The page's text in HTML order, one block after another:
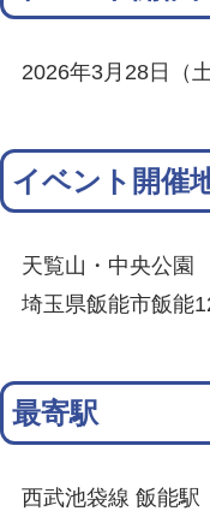
2026年3月28日（
イベント開催
天覧山・中央公園
埼玉県飯能市飯能
最寄駅
西武池袋線 飯能駅